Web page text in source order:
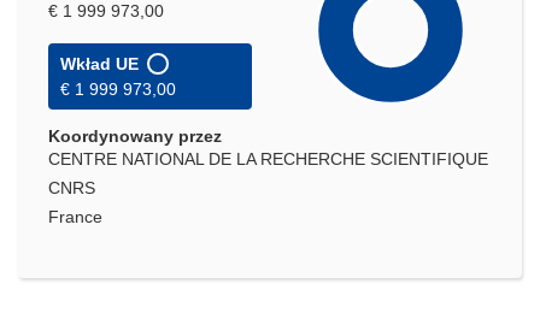
€ 1 999 973,00
Wkład UE
€ 1 999 973,00
Koordynowany przez
CENTRE NATIONAL DE LA RECHERCHE SCIENTIFIQUE
CNRS
France